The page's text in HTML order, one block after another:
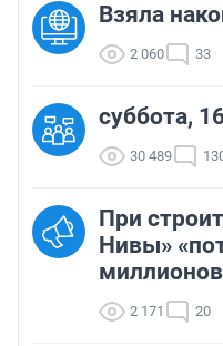
Взяла
2 060 33
суббота,
30 489
При
Нивы»
миллионов
2 171 20